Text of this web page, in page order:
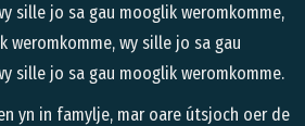
sille jo sa gau mooglik weromkomme,
weromkomme, wy sille jo sa gau
sille jo sa gau mooglik weromkomme.
yn in famylje, mar oare útsjoch oer de